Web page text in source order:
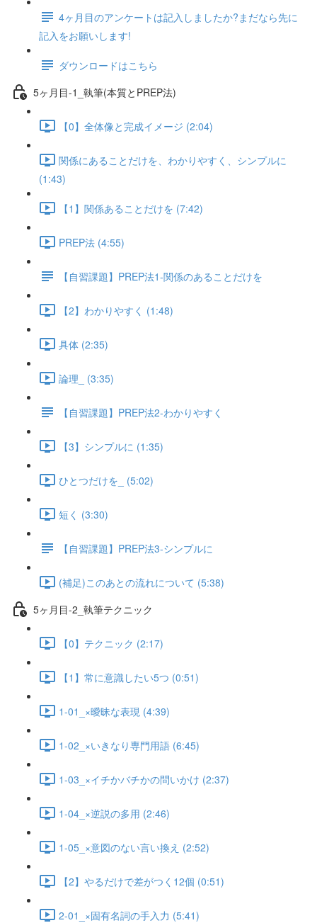
4ヶ月目のアンケートは記入しましたか?まだなら先に
記入をお願いします!
ダウンロードはこちら
5ヶ月目-1_執筆(本質とPREP法)
【0】全体像と完成イメージ (2:04)
関係にあることだけを、わかりやすく、シンプルに
(1:43)
【1】関係あることだけを (7:42)
PREP法 (4:55)
【自習課題】PREP法1-関係のあることだけを
【2】わかりやすく (1:48)
具体 (2:35)
論理_ (3:35)
【自習課題】PREP法2-わかりやすく
【3】シンプルに (1:35)
ひとつだけを_ (5:02)
短く (3:30)
【自習課題】PREP法3-シンプルに
(補足)このあとの流れについて (5:38)
5ヶ月目-2_執筆テクニック
【0】テクニック (2:17)
【1】常に意識したい5つ (0:51)
1-01_×曖昧な表現 (4:39)
1-02_×いきなり専門用語 (6:45)
1-03_×イチかバチかの問いかけ (2:37)
1-04_×逆説の多用 (2:46)
1-05_×意図のない言い換え (2:52)
【2】やるだけで差がつく12個 (0:51)
2-01_×固有名詞の手入力 (5:41)